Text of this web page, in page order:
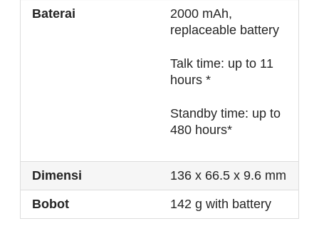
Baterai
2000 mAh,
replaceable battery
Talk time: up to 11
hours *
Standby time: up to
480 hours*
Dimensi
136 x 66.5 x 9.6 mm
Bobot
142 g with battery